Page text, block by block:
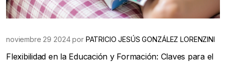
noviembre 29 2024 por PATRICIO JESÚS GONZÁLEZ LORENZINI
Flexibilidad en la Educación y Formación: Claves para el